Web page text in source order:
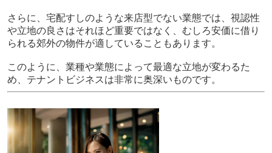
さらに、宅配すしのような来店型でない業態では、視認性
や立地の良さはそれほど重要ではなく、むしろ安価に借り
られる郊外の物件が適していることもあります。
このように、業種や業態によって最適な立地が変わるた
め、テナントビジネスは非常に奥深いものです。